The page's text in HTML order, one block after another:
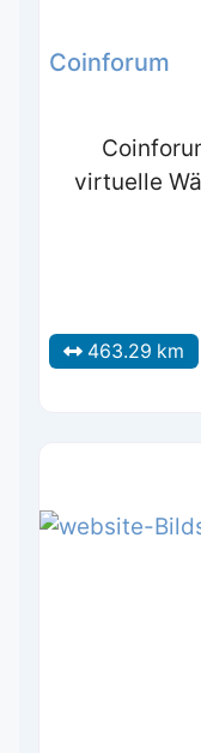
Coinforum
virtuelle
463.29 km